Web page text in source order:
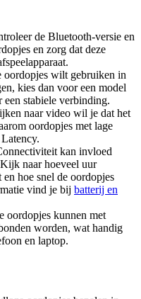
de Bluetooth-versie en
en zorg dat deze
oordopjes wilt gebruiken in
kies dan voor een model
stabiele verbinding.
naar video wil je dat het
oordopjes met lage
kan invloed
naar hoeveel uur
hoe snel de oordopjes
vind je bij batterij en
oordopjes kunnen met
worden, wat handig
en laptop.